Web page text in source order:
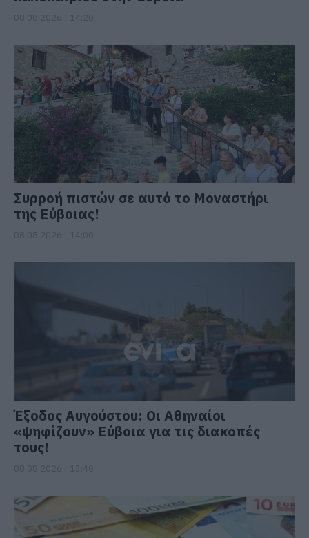
Συρροή πιστών σε αυτό το Μοναστήρι
της Εύβοιας!
Έξοδος Αυγούστου: Οι Αθηναίοι
«ψηφίζουν» Εύβοια για τις διακοπές
τους!